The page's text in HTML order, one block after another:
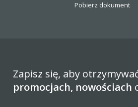
Pobierz dokument
Zapisz się, aby
promocjach, nowościach